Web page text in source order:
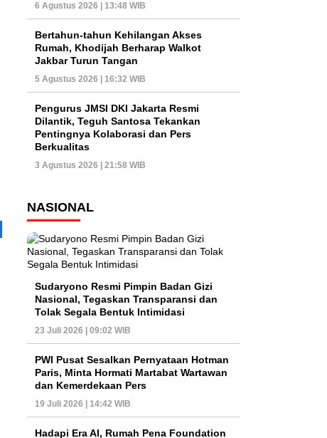
6 Agustus 2026 | 13:48 WIB
Bertahun-tahun Kehilangan Akses
Rumah, Khodijah Berharap Walkot
Jakbar Turun Tangan
5 Agustus 2026 | 16:32 WIB
Pengurus JMSI DKI Jakarta Resmi
Dilantik, Teguh Santosa Tekankan
Pentingnya Kolaborasi dan Pers
Berkualitas
3 Agustus 2026 | 21:58 WIB
NASIONAL
Sudaryono Resmi Pimpin Badan Gizi
Nasional, Tegaskan Transparansi dan
Tolak Segala Bentuk Intimidasi
23 Juli 2026 | 09:02 WIB
PWI Pusat Sesalkan Pernyataan Hotman
Paris, Minta Hormati Martabat Wartawan
dan Kemerdekaan Pers
19 Juli 2026 | 14:42 WIB
Hadapi Era AI, Rumah Pena Foundation